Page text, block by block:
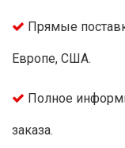
Прямые
Европе, США.
Полное
заказа.